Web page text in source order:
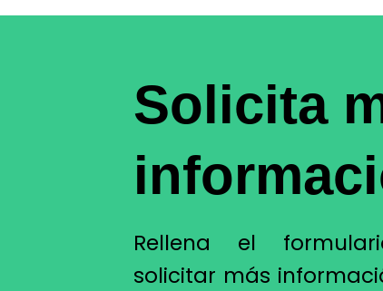
Solicita
Rellena el
solicitar más